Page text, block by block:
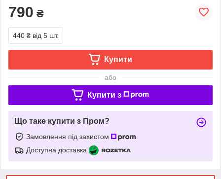
790 ₴
440 ₴ від 5 шт.
Купити
або
Купити з
Що таке купити з Пром?
Замовлення під захистом
Доступна доставка